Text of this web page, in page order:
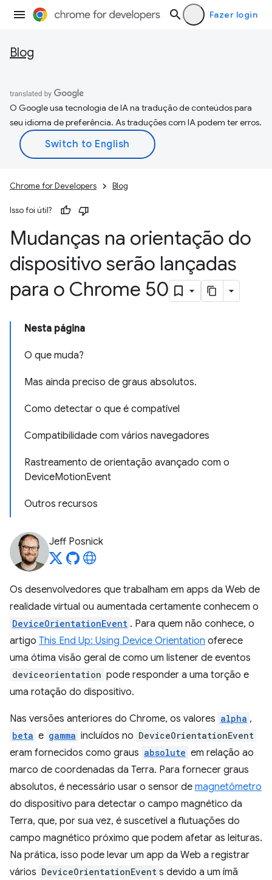
Fazer login
Blog
O Google usa tecnologia de IA na tradução de conteúdos para
seu idioma de preferência. As traduções com IA podem ter erros.
Chrome for Developers Blog
Isso foi útil?
Mudanças na orientação do
dispositivo serão lançadas
para o Chrome 50
Nesta página
O que muda?
Mas ainda preciso de graus absolutos.
Como detectar o que é compatível
Compatibilidade com vários navegadores
Rastreamento de orientação avançado com o
DeviceMotionEvent
Outros recursos
Jeff Posnick
Os desenvolvedores que trabalham em apps da Web de
realidade virtual ou aumentada certamente conhecem o
DeviceOrientationEvent . Para quem não conhece, o
artigo This End Up: Using Device Orientation oferece
uma ótima visão geral de como um listener de eventos
deviceorientation pode responder a uma torção e
uma rotação do dispositivo.
Nas versões anteriores do Chrome, os valores alpha ,
beta e gamma incluídos no DeviceOrientationEvent
eram fornecidos como graus absolute em relação ao
marco de coordenadas da Terra. Para fornecer graus
absolutos, é necessário usar o sensor de magnetômetro
do dispositivo para detectar o campo magnético da
Terra, que, por sua vez, é suscetível a flutuações do
campo magnético próximo que podem afetar as leituras.
Na prática, isso pode levar um app da Web a registrar
vários DeviceOrientationEvent s devido a um ímã